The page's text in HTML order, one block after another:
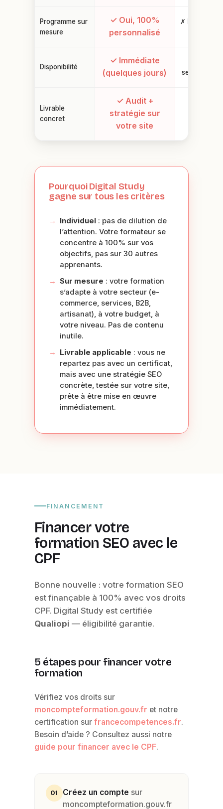
Programme sur
mesure
✓ Oui, 100%
personnalisé
✗ Non,
Disponibilité
✓ Immédiate
(quelques jours)
session : 3-
Livrable
concret
✓ Audit +
stratégie sur
votre site
Pourquoi Digital Study
gagne sur tous les critères
Individuel: pas de dilution de
l’attention. Votre formateur se
concentre à 100% sur vos
objectifs, pas sur 30 autres
apprenants.
Sur mesure : votre formation
s’adapte à votre secteur (e-
commerce, services, B2B,
artisanat), à votre budget, à
votre niveau. Pas de contenu
inutile.
Livrable applicable : vous ne
repartez pas avec un certificat,
mais avec une stratégie SEO
concrète, testée sur votre site,
prête à être mise en œuvre
immédiatement.
FINANCEMENT
Financer votre
formation SEO avec le
CPF
Bonne nouvelle : votre formation SEO
est finançable à 100% avec vos droits
CPF. Digital Study est certifiée
Qualiopi — éligibilité garantie.
5 étapes pour financer votre
formation
Vérifiez vos droits sur
moncompteformation.gouv.fr et notre
certification sur francecompetences.fr.
Besoin d’aide ? Consultez aussi notre
guide pour financer avec le CPF.
01 Créez un compte sur
moncompteformation.gouv.fr